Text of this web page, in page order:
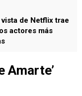
de Netflix trae
actores más
Amarte’